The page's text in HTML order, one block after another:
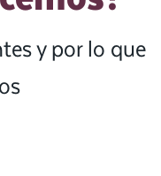
y por lo que